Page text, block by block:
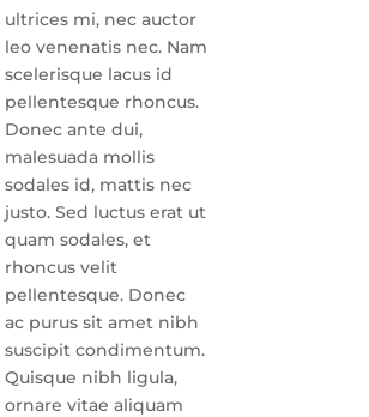
ultrices mi, nec auctor
leo venenatis nec. Nam
scelerisque lacus id
pellentesque rhoncus.
Donec ante dui,
malesuada mollis
sodales id, mattis nec
justo. Sed luctus erat ut
quam sodales, et
rhoncus velit
pellentesque. Donec
ac purus sit amet nibh
suscipit condimentum.
Quisque nibh ligula,
ornare vitae aliquam